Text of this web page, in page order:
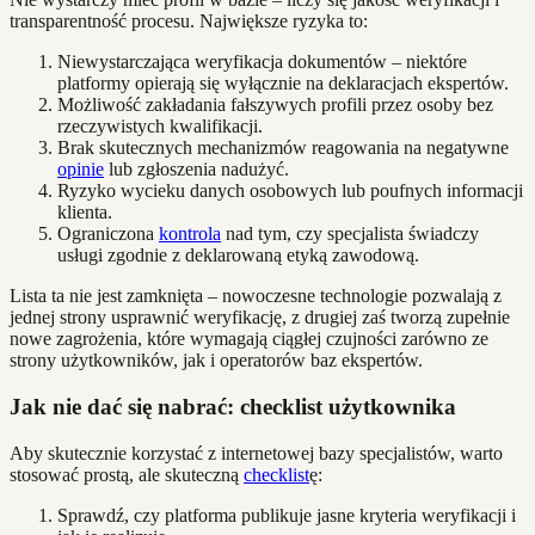
transparentność procesu. Największe ryzyka to:
Niewystarczająca weryfikacja dokumentów – niektóre
platformy opierają się wyłącznie na deklaracjach ekspertów.
Możliwość zakładania fałszywych profili przez osoby bez
rzeczywistych kwalifikacji.
Brak skutecznych mechanizmów reagowania na negatywne
opinie lub zgłoszenia nadużyć.
Ryzyko wycieku danych osobowych lub poufnych informacji
klienta.
Ograniczona kontrola nad tym, czy specjalista świadczy
usługi zgodnie z deklarowaną etyką zawodową.
Lista ta nie jest zamknięta – nowoczesne technologie pozwalają z
jednej strony usprawnić weryfikację, z drugiej zaś tworzą zupełnie
nowe zagrożenia, które wymagają ciągłej czujności zarówno ze
strony użytkowników, jak i operatorów baz ekspertów.
Jak nie dać się nabrać: checklist użytkownika
Aby skutecznie korzystać z internetowej bazy specjalistów, warto
stosować prostą, ale skuteczną checklistę:
Sprawdź, czy platforma publikuje jasne kryteria weryfikacji i